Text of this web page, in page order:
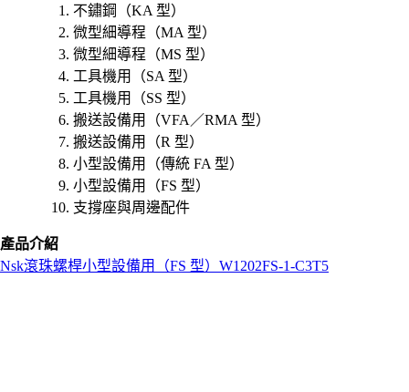
不鏽鋼（KA 型）
微型細導程（MA 型）
微型細導程（MS 型）
工具機用（SA 型）
工具機用（SS 型）
搬送設備用（VFA／RMA 型）
搬送設備用（R 型）
小型設備用（傳統 FA 型）
小型設備用（FS 型）
支撐座與周邊配件
產品介紹
Nsk滾珠螺桿小型設備用（FS 型） W1202FS-1-C3T5